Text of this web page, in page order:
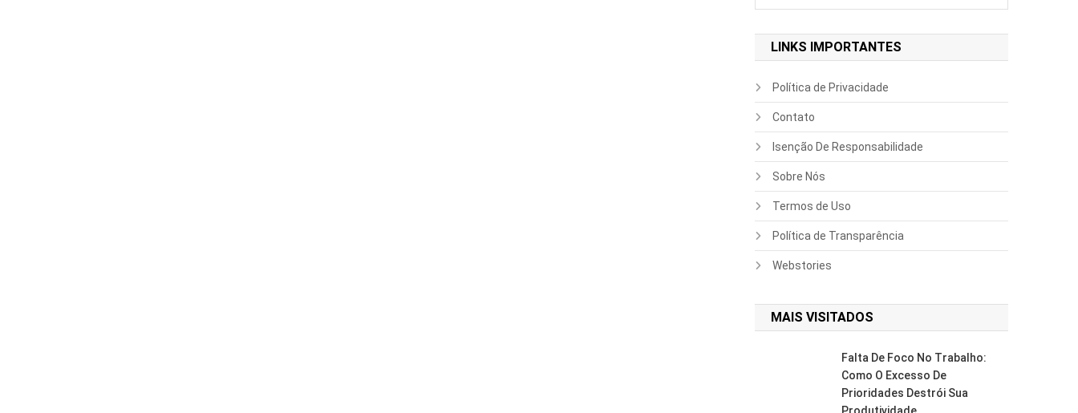
LINKS IMPORTANTES
Política de Privacidade
Contato
Isenção De Responsabilidade
Sobre Nós
Termos de Uso
Política de Transparência
Webstories
MAIS VISITADOS
Falta De Foco No Trabalho:
Como O Excesso De
Prioridades Destrói Sua